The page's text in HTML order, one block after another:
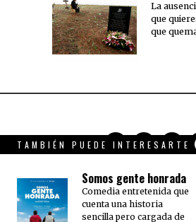
La
que
que
TAMBIÉN PUEDE INTERESARTE
Somos gente honrada
Comedia entretenida que
cuenta una historia
sencilla pero cargada de